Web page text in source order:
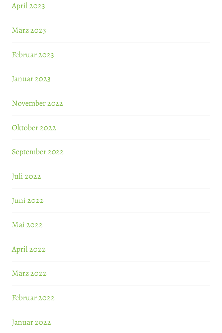
April 2023
März 2023
Februar 2023
Januar 2023
November 2022
Oktober 2022
September 2022
Juli 2022
Juni 2022
Mai 2022
April 2022
März 2022
Februar 2022
Januar 2022